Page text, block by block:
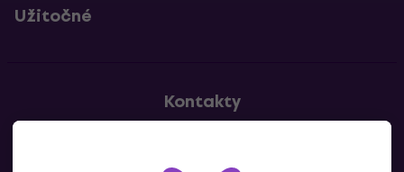
Užitočné
Kontakty